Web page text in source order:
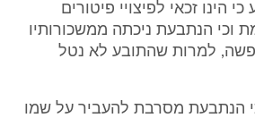
כי הינו זכאי לפיצויי פיטורים
וכי הנתבעת ניכתה ממשכורותיו
30 ימי חופשה, למרות שהתובע לא נטל
כי הנתבעת מסרבת להעביר על שמו